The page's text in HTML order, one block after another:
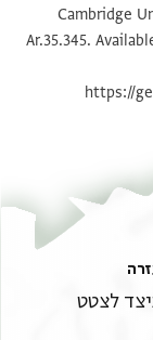
וסובב
Cambridge
Ar.35.345.
https://
לצטט